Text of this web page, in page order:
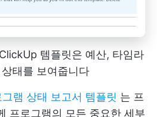
템플릿은 예산, 타임라
태를 보여줍니다
램 상태 보고서 템플릿 는 프
프로그램의 모든 중요한 세부